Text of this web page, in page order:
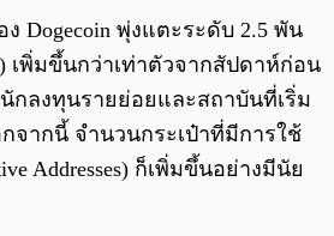
Dogecoin พุ่งแตะระดับ 2.5 พัน
เพิ่มขึ้นกว่าเท่าตัวจากสัปดาห์ก่อน
กลงทุนรายย่อยและสถาบันที่เริ่ม
จากนี้ จำนวนกระเป๋าที่มีการใช้
Addresses) ก็เพิ่มขึ้นอย่างมีนัย